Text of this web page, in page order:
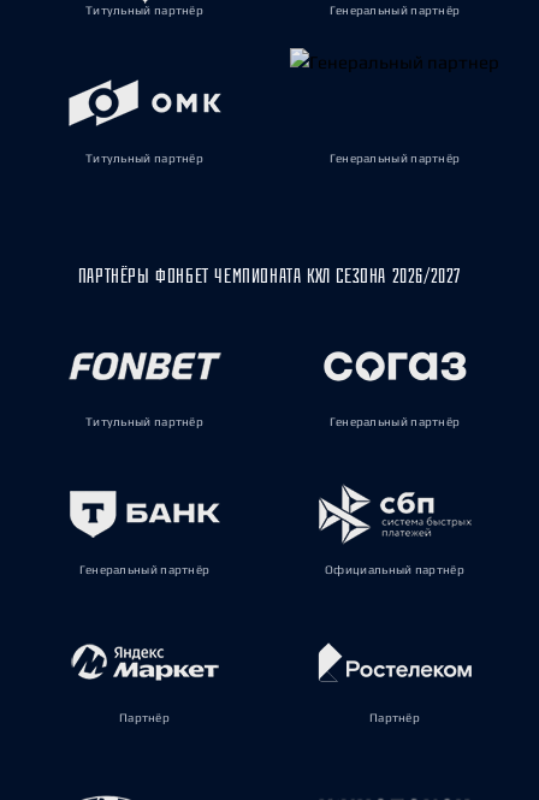
Титульный партнёр Генеральный партнёр
Титульный партнёр Генеральный партнёр
ПАРТНЁРЫ ФОНБЕТ ЧЕМПИОНАТА КХЛ СЕЗОНА 2026/2027
Титульный партнёр Генеральный партнёр
Генеральный партнёр Официальный партнёр
Партнёр Партнёр